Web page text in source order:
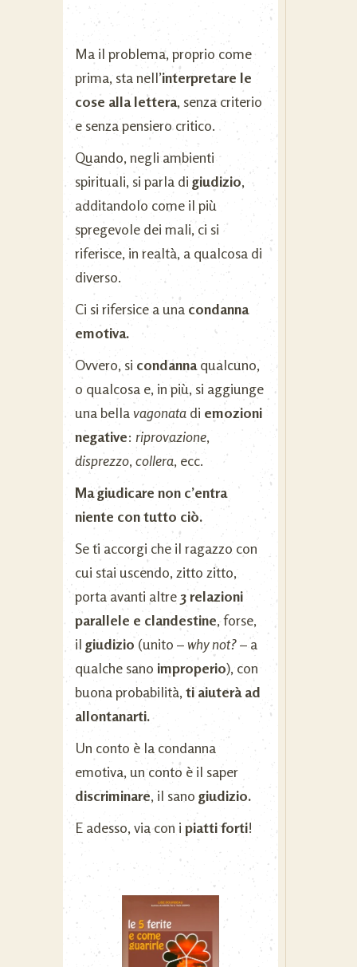
Ma il problema, proprio come
prima, sta nell’interpretare le
cose alla lettera, senza criterio
e senza pensiero critico.
Quando, negli ambienti
spirituali, si parla di giudizio,
additandolo come il più
spregevole dei mali, ci si
riferisce, in realtà, a qualcosa di
diverso.
Ci si rifersice a una condanna
emotiva.
Ovvero, si condannaqualcuno,
o qualcosa e, in più, si aggiunge
una bellavagonata di emozioni
negative: riprovazione,
disprezzo, collera, ecc.
Ma giudicare non c’entra
niente con tutto ciò.
Se ti accorgi che il ragazzo con
cui stai uscendo, zitto zitto,
porta avanti altre 3 relazioni
parallele e clandestine, forse,
il giudizio (unito –why not?– a
qualche sano improperio), con
buona probabilità, ti aiuterà ad
allontanarti.
Un conto è la condanna
emotiva, un conto è il saper
discriminare, il sano giudizio.
E adesso, via con i piatti forti!